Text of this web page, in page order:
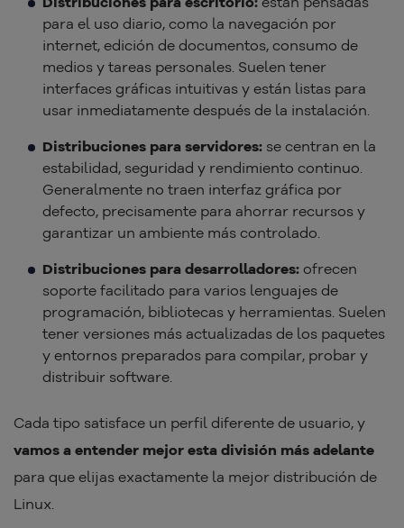
para el uso diario, como la navegación por
internet, edición de documentos, consumo de
medios y tareas personales. Suelen tener
interfaces gráficas intuitivas y están listas para
usar inmediatamente después de la instalación.
Distribuciones para servidores: se centran en la
estabilidad, seguridad y rendimiento continuo.
Generalmente no traen interfaz gráfica por
defecto, precisamente para ahorrar recursos y
garantizar un ambiente más controlado.
Distribuciones para desarrolladores: ofrecen
soporte facilitado para varios lenguajes de
programación, bibliotecas y herramientas. Suelen
tener versiones más actualizadas de los paquetes
y entornos preparados para compilar, probar y
distribuir software.
Cada tipo satisface un perfil diferente de usuario, y
vamos a entender mejor esta división más adelante
para que elijas exactamente la mejor distribución de
Linux.